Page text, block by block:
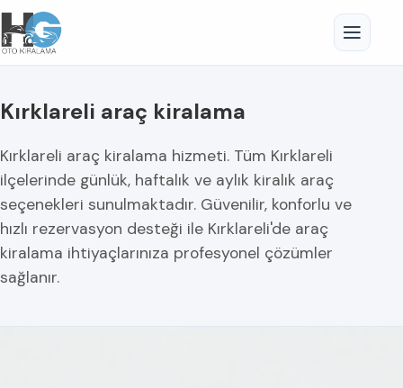
Kırklareli araç kiralama
Kırklareli araç kiralama hizmeti. Tüm Kırklareli
ilçelerinde günlük, haftalık ve aylık kiralık araç
seçenekleri sunulmaktadır. Güvenilir, konforlu ve
hızlı rezervasyon desteği ile Kırklareli'de araç
kiralama ihtiyaçlarınıza profesyonel çözümler
sağlanır.